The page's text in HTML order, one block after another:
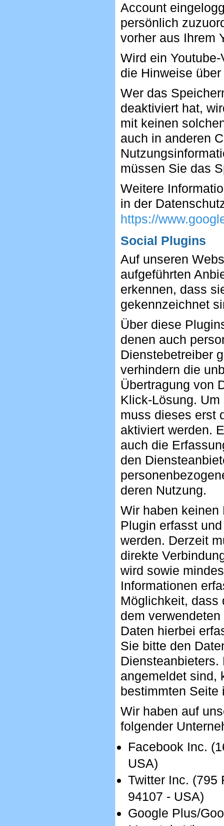
Account
persönlich
vorher aus Ihrem
Wird ein
die Hinweise
Wer das
deaktiviert hat,
mit keinen
auch in anderen
müssen Sie das
Weitere
in der
https://
Social Plugins
Auf unseren
aufgeführten
erkennen, dass
gekennzeichnet
Über diese
denen auch
Dienstebetreiber
verhindern die
Übertragung von
Klick-Lösung.
muss dieses erst
aktiviert werden.
auch die
den
deren Nutzung.
Wir haben keinen
Plugin erfasst
werden. Derzeit
direkte
wird sowie
Informationen
Möglichkeit, dass
dem
Daten hierbei
Sie bitte den
angemeldet sind,
bestimmten Seite
Wir haben auf
folgender
Facebook Inc.
USA)
Twitter Inc. (795
94107 - USA)
Google Plus/